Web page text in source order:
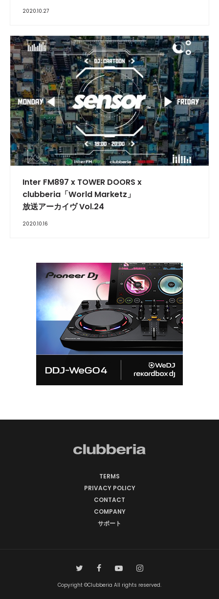
2020.10.27
INTERVIEW
Inter FM897 x TOWER DOORS x
clubberia「World Marketz」
放送アーカイヴ Vol.24
2020.10.16
TERMS
PRIVACY POLICY
CONTACT
COMPANY
サポート
Copyright ©Clubberia All rights reserved.